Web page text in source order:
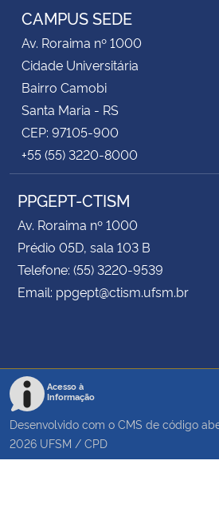
CAMPUS SEDE
Av. Roraima nº 1000
Cidade Universitária
Bairro Camobi
Santa Maria - RS
CEP: 97105-900
+55 (55) 3220-8000
PPGEPT-CTISM
Av. Roraima nº 1000
Prédio 05D, sala 103 B
Telefone: (55) 3220-9539
Email: ppgept@ctism.ufsm.br
Acesso à
Informação
Desenvolvido com o CMS de código
2026 UFSM / CPD